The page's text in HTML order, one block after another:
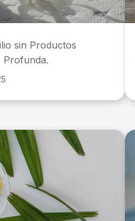
sin Productos
Profunda.